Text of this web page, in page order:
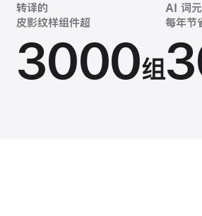
转译的
皮影纹样组件超
3000组
AI 词
每年节
自定 app
性能提高
12倍
每月节省超
换成 Mac
100%
新员工从
12
IT 运维成本
33万元
五年总体